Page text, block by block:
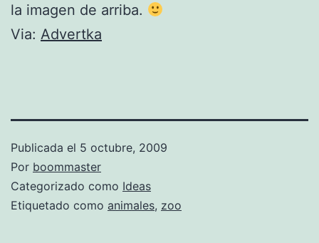
la imagen de arriba.
Via: Advertka
Publicada el 5 octubre, 2009
Por boommaster
Categorizado como Ideas
Etiquetado como animales, zoo